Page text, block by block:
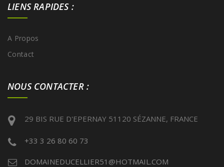
LIENS RAPIDES :
A Propos
Contact
NOUS CONTACTER :
29 BIS RUE D'EPERNAY 51120 SÉZANNE, FRANCE
+33 3 26 80 60 73
DOMAINEDUCELLIER51@HOTMAIL.COM